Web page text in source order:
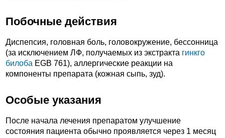
Побочные действия
Диспепсия, головная боль, головокружение, бессонница
(за исключением ЛФ, получаемых из экстракта гинкго
билоба EGB 761), аллергические реакции на
компоненты препарата (кожная сыпь, зуд).
Особые указания
После начала лечения препаратом улучшение
состояния пациента обычно проявляется через 1 месяц